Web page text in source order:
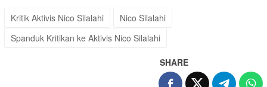
Kritik Aktivis Nico Silalahi
Nico Silalahi
Spanduk Kritikan ke Aktivis Nico Silalahi
SHARE